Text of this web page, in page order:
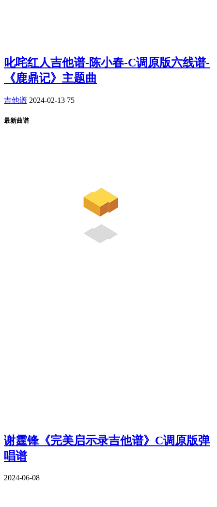
叱咤红人吉他谱-陈小春-C调原版六线谱-
《鹿鼎记》主题曲
吉他谱 2024-02-13 75
最新曲谱
谢霆锋《完美启示录吉他谱》C调原版弹
唱谱
2024-06-08